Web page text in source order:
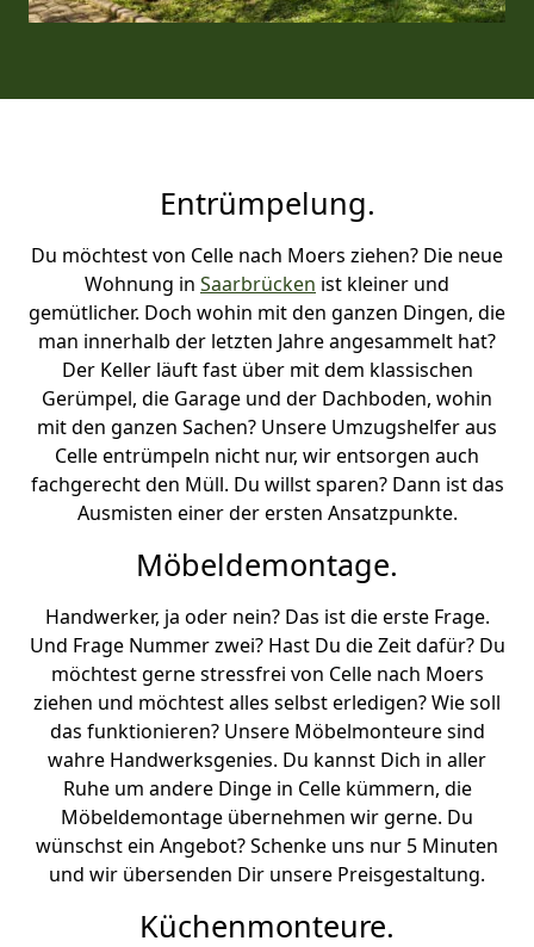
Entrümpelung.
Du möchtest von Celle nach Moers ziehen? Die neue
Wohnung in Saarbrücken ist kleiner und
gemütlicher. Doch wohin mit den ganzen Dingen, die
man innerhalb der letzten Jahre angesammelt hat?
Der Keller läuft fast über mit dem klassischen
Gerümpel, die Garage und der Dachboden, wohin
mit den ganzen Sachen? Unsere Umzugshelfer aus
Celle entrümpeln nicht nur, wir entsorgen auch
fachgerecht den Müll. Du willst sparen? Dann ist das
Ausmisten einer der ersten Ansatzpunkte.
Möbeldemontage.
Handwerker, ja oder nein? Das ist die erste Frage.
Und Frage Nummer zwei? Hast Du die Zeit dafür? Du
möchtest gerne stressfrei von Celle nach Moers
ziehen und möchtest alles selbst erledigen? Wie soll
das funktionieren? Unsere Möbelmonteure sind
wahre Handwerksgenies. Du kannst Dich in aller
Ruhe um andere Dinge in Celle kümmern, die
Möbeldemontage übernehmen wir gerne. Du
wünschst ein Angebot? Schenke uns nur 5 Minuten
und wir übersenden Dir unsere Preisgestaltung.
Küchenmonteure.